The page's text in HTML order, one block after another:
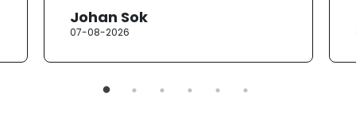
Johan Sok
07-08-2026